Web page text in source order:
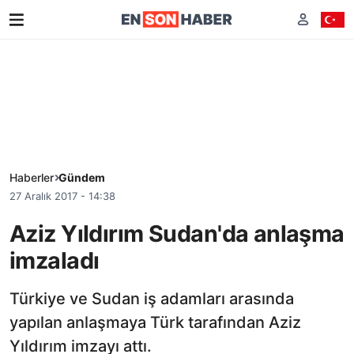
Haberler Gündem
27 Aralık 2017 - 14:38
Aziz Yıldırım Sudan'da anlaşma
imzaladı
Türkiye ve Sudan iş adamları arasında
yapılan anlaşmaya Türk tarafından Aziz
Yıldırım imzayı attı.